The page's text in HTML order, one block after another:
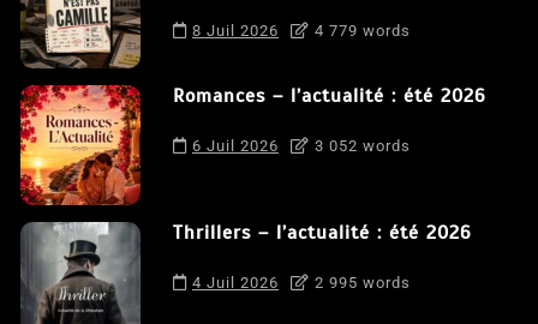
8 Juil 2026 4 779 words
Romances – l’actualité : été 2026
6 Juil 2026 3 052 words
Thrillers – l’actualité : été 2026
4 Juil 2026 2 995 words